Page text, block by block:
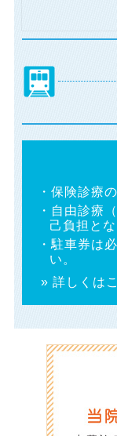
・保険診療
・自由診療
己負担とな
・駐車券は
い。
» 詳しくは